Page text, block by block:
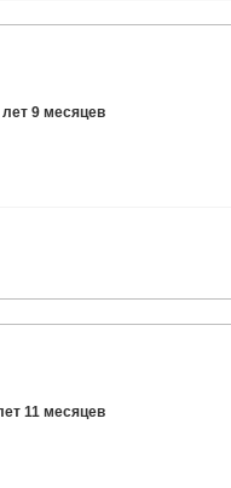
лет 9 месяцев
11 месяцев